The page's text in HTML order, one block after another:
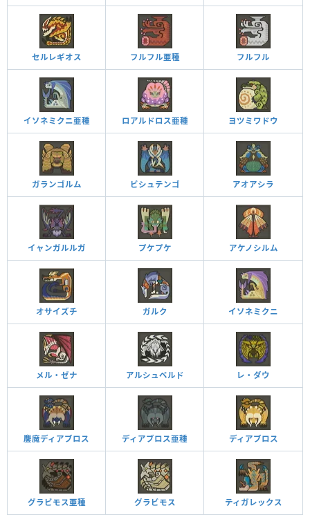
セルレギオス フルフル亜種 フルフル
イソネミクニ亜種 ロアルドロス亜種 ヨツミワドウ
ガランゴルム ビシュテンゴ アオアシラ
イャンガルルガ プケプケ アケノシルム
オサイズチ ガルク イソネミクニ
メル・ゼナ アルシュベルド レ・ダウ
鏖魔ディアブロス ディアブロス亜種 ディアブロス
グラビモス亜種 グラビモス ティガレックス